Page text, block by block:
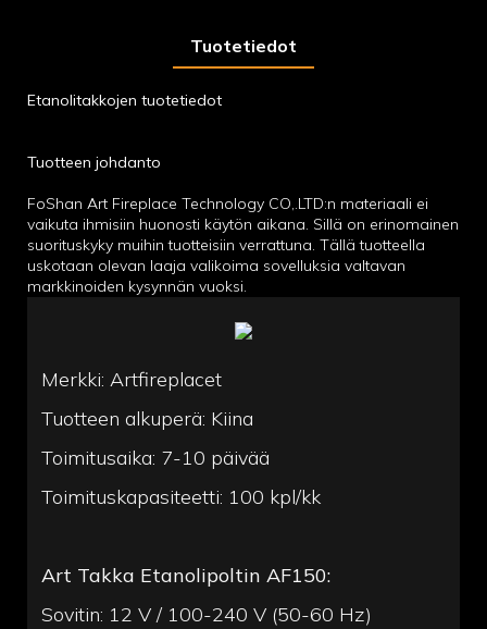
Tuotetiedot
Etanolitakkojen tuotetiedot
Tuotteen johdanto
FoShan Art Fireplace Technology CO,.LTD:n materiaali ei
vaikuta ihmisiin huonosti käytön aikana. Sillä on erinomainen
suorituskyky muihin tuotteisiin verrattuna. Tällä tuotteella
uskotaan olevan laaja valikoima sovelluksia valtavan
markkinoiden kysynnän vuoksi.
Merkki: Artfireplacet
Tuotteen alkuperä: Kiina
Toimitusaika: 7-10 päivää
Toimituskapasiteetti: 100 kpl/kk
Art Takka Etanolipoltin AF150:
Sovitin: 12 V / 100-240 V (50-60 Hz)